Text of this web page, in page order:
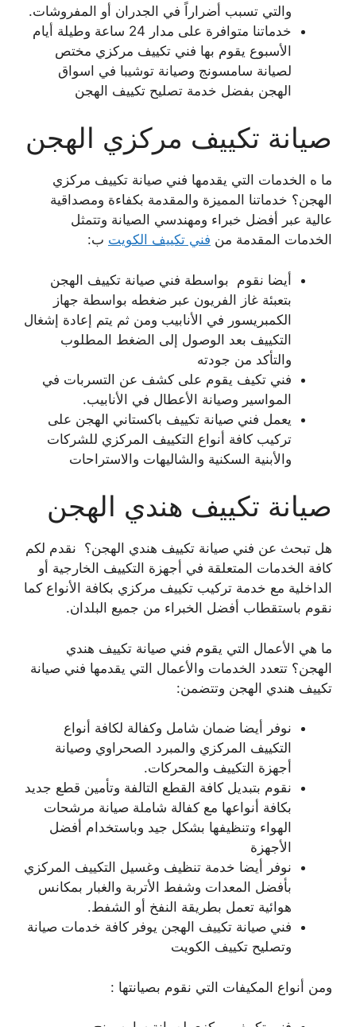
والتي تسبب أضراراً في الجدران أو المفروشات.
خدماتنا متوافرة على مدار 24 ساعة وطيلة أيام
الأسبوع يقوم بها فني تكييف مركزي مختص
لصيانة سامسونج وصيانة توشيبا في اسواق
الهجن بفضل خدمة تصليح تكييف الهجن
صيانة تكييف مركزي الهجن
ما ه الخدمات التي يقدمها فني صيانة تكييف مركزي
الهجن؟ خدماتنا المميزة والمقدمة بكفاءة ومصداقية
عالية عبر أفضل خبراء ومهندسي الصيانة وتتمثل
الخدمات المقدمة من فني تكييف الكويت ب:
أيضا نقوم بواسطة فني صيانة تكييف الهجن
بتعبئة غاز الفريون عبر ضغطه بواسطة جهاز
الكمبريسور في الأنابيب ومن ثم يتم إعادة إشغال
التكييف بعد الوصول إلى الضغط المطلوب
والتأكد من جودته
فني تكيف يقوم على كشف عن التسربات في
المواسير وصيانة الأعطال في الأنابيب.
يعمل فني صيانة تكييف باكستاني الهجن على
تركيب كافة أنواع التكييف المركزي للشركات
والأبنية السكنية والشاليهات والاستراحات
صيانة تكييف هندي الهجن
هل تبحث عن فني صيانة تكييف هندي الهجن؟ نقدم لكم
كافة الخدمات المتعلقة في أجهزة التكييف الخارجية أو
الداخلية مع خدمة تركيب تكييف مركزي بكافة الأنواع كما
نقوم باستقطاب أفضل الخبراء من جميع البلدان.
ما هي الأعمال التي يقوم فني صيانة تكييف هندي
الهجن؟ تتعدد الخدمات والأعمال التي يقدمها فني صيانة
تكييف هندي الهجن وتتضمن:
نوفر أيضا ضمان شامل وكفالة لكافة أنواع
التكييف المركزي والمبرد الصحراوي وصيانة
أجهزة التكييف والمحركات.
نقوم بتبديل كافة القطع التالفة وتأمين قطع جديد
بكافة أنواعها مع كفالة شاملة صيانة مرشحات
الهواء وتنظيفها بشكل جيد وباستخدام أفضل
الأجهزة
نوفر أيضا خدمة تنظيف وغسيل التكييف المركزي
بأفضل المعدات وشفط الأتربة والغبار بمكانس
هوائية تعمل بطريقة النفخ أو الشفط.
فني صيانة تكييف الهجن يوفر كافة خدمات صيانة
وتصليح تكييف الكويت
ومن أنواع المكيفات التي نقوم بصيانتها :